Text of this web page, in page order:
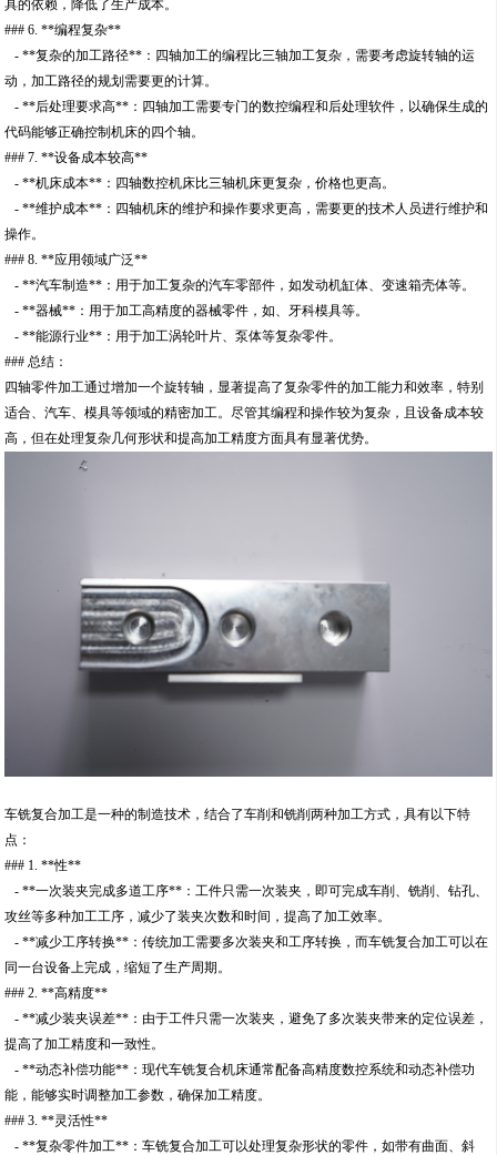
具的依赖，降低了生产成本。
### 6. **编程复杂**
- **复杂的加工路径**：四轴加工的编程比三轴加工复杂，需要考虑旋转轴的运
动，加工路径的规划需要更的计算。
- **后处理要求高**：四轴加工需要专门的数控编程和后处理软件，以确保生成的
代码能够正确控制机床的四个轴。
### 7. **设备成本较高**
- **机床成本**：四轴数控机床比三轴机床更复杂，价格也更高。
- **维护成本**：四轴机床的维护和操作要求更高，需要更的技术人员进行维护和
操作。
### 8. **应用领域广泛**
- **汽车制造**：用于加工复杂的汽车零部件，如发动机缸体、变速箱壳体等。
- **器械**：用于加工高精度的器械零件，如、牙科模具等。
- **能源行业**：用于加工涡轮叶片、泵体等复杂零件。
### 总结：
四轴零件加工通过增加一个旋转轴，显著提高了复杂零件的加工能力和效率，特别
适合、汽车、模具等领域的精密加工。尽管其编程和操作较为复杂，且设备成本较
高，但在处理复杂几何形状和提高加工精度方面具有显著优势。
车铣复合加工是一种的制造技术，结合了车削和铣削两种加工方式，具有以下特
点：
### 1. **性**
- **一次装夹完成多道工序**：工件只需一次装夹，即可完成车削、铣削、钻孔、
攻丝等多种加工工序，减少了装夹次数和时间，提高了加工效率。
- **减少工序转换**：传统加工需要多次装夹和工序转换，而车铣复合加工可以在
同一台设备上完成，缩短了生产周期。
### 2. **高精度**
- **减少装夹误差**：由于工件只需一次装夹，避免了多次装夹带来的定位误差，
提高了加工精度和一致性。
- **动态补偿功能**：现代车铣复合机床通常配备高精度数控系统和动态补偿功
能，能够实时调整加工参数，确保加工精度。
### 3. **灵活性**
- **复杂零件加工**：车铣复合加工可以处理复杂形状的零件，如带有曲面、斜